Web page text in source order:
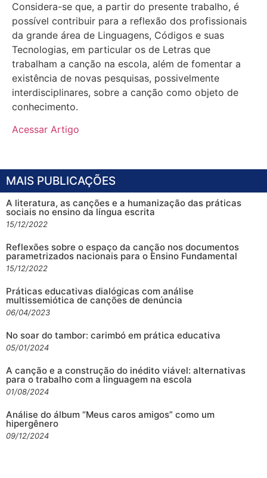
Considera-se que, a partir do presente trabalho, é
possível contribuir para a reflexão dos profissionais
da grande área de Linguagens, Códigos e suas
Tecnologias, em particular os de Letras que
trabalham a canção na escola, além de fomentar a
existência de novas pesquisas, possivelmente
interdisciplinares, sobre a canção como objeto de
conhecimento.
Acessar Artigo
MAIS PUBLICAÇÕES
A literatura, as canções e a humanização das práticas
sociais no ensino da língua escrita
15/12/2022
Reflexões sobre o espaço da canção nos documentos
parametrizados nacionais para o Ensino Fundamental
15/12/2022
Práticas educativas dialógicas com análise
multissemiótica de canções de denúncia
06/04/2023
No soar do tambor: carimbó em prática educativa
05/01/2024
A canção e a construção do inédito viável: alternativas
para o trabalho com a linguagem na escola
01/08/2024
Análise do álbum “Meus caros amigos” como um
hipergênero
09/12/2024